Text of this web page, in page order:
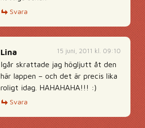
Svara
15 juni, 2011 kl. 09:10
Lina
Igår skrattade jag högljutt åt den
här lappen – och det är precis lika
roligt idag. HAHAHAHA!!! :)
Svara